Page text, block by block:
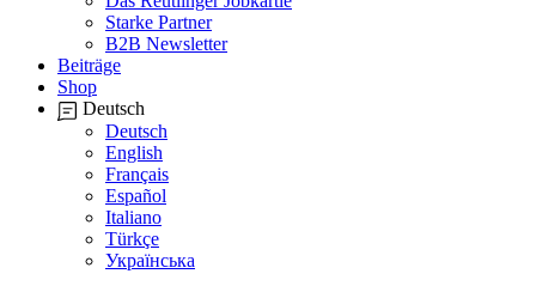
Starke Partner
B2B Newsletter
Beiträge
Shop
Deutsch
Deutsch
English
Français
Español
Italiano
Türkçe
Українська